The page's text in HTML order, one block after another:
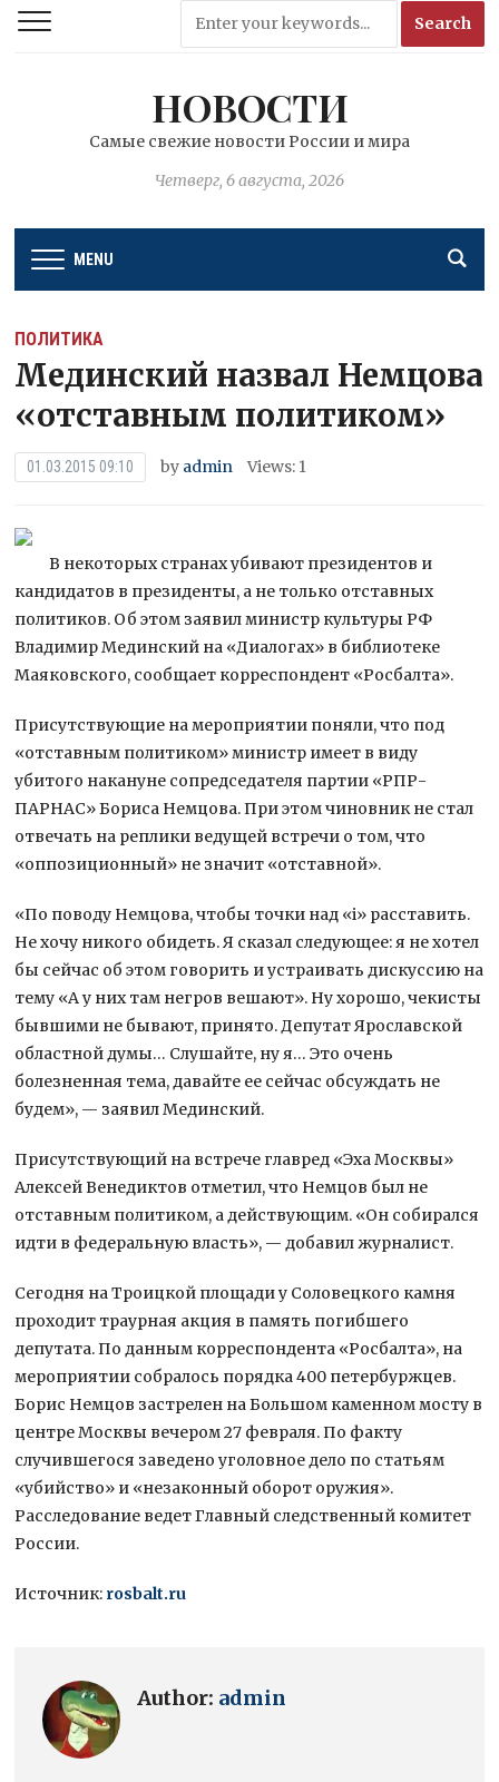
НОВОСТИ
Самые свежие новости России и мира
Четверг, 6 августа, 2026
MENU
ПОЛИТИКА
Мединский назвал Немцова
«отставным политиком»
01.03.2015 09:10 by admin Views: 1
В некоторых странах убивают президентов и
кандидатов в президенты, а не только отставных
политиков. Об этом заявил министр культуры РФ
Владимир Мединский на «Диалогах» в библиотеке
Маяковского, сообщает корреспондент «Росбалта».
Присутствующие на мероприятии поняли,что под
«отставным политиком» министр имеет в виду
убитого накануне сопредседателя партии «РПР-
ПАРНАС» Бориса Немцова. При этом чиновник не стал
отвечать на реплики ведущей встречи о том, что
«оппозиционный» не значит «отставной».
«По поводу Немцова, чтобы точки над «i» расставить.
Не хочу никого обидеть. Я сказал следующее: я не хотел
бы сейчас об этом говорить и устраивать дискуссию на
тему «А у них там негров вешают». Ну хорошо, чекисты
бывшими не бывают, принято. Депутат Ярославской
областной думы… Слушайте, ну я… Это очень
болезненная тема, давайте ее сейчас обсуждать не
будем», — заявил Мединский.
Присутствующий на встрече главред «Эха Москвы»
Алексей Венедиктов отметил, что Немцов был не
отставным политиком, а действующим. «Он собирался
идти в федеральную власть», — добавил журналист.
Сегодня на Троицкой площади у Соловецкого камня
проходит траурная акция в память погибшего
депутата. По данным корреспондента «Росбалта», на
мероприятии собралось порядка 400 петербуржцев.
Борис Немцов застрелен на Большом каменном мосту в
центре Москвы вечером 27 февраля. По факту
случившегося заведено уголовное дело по статьям
«убийство» и «незаконный оборот оружия».
Расследование ведет Главный следственный комитет
России.
Источник: rosbalt.ru
Author: admin